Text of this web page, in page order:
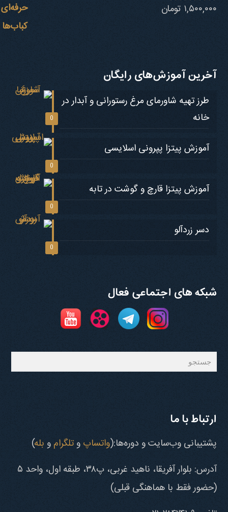
نمره4.73
۱,۵۰۰,۰۰۰ تومان
آخرین آموزش‌های رایگان
0
طرز تهیه شاورمای مرغ رستورانی و آبدار در
خانه
0
آموزش پیتزا پپرونی اسلایسی
0
آموزش پیتزا قارچ و گوشت در تابه
0
دسر زردآلو
شبکه های اجتماعی فعال
جستجو
ارتباط با ما
پشتیبانی وب‌سایت و دوره‌ها:(واتساپ وتلگرام و بله)
آدرس: بلوار آفریقا، ناهید غربی، پ۳۸، طبقه اول، واحد ۵
(حضور فقط با هماهنگی قبلی)